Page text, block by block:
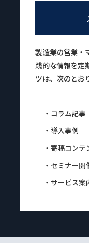
製造業の営業・
践的な情報を定
ツは、次のとお
・コラム記事
・導入事例
・寄稿コンテ
・セミナー開
・サービス案